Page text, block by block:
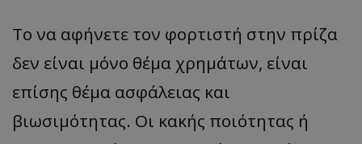
Το να αφήνετε τον φορτιστή στην πρίζα
δεν είναι μόνο θέμα χρημάτων, είναι
επίσης θέμα ασφάλειας και
βιωσιμότητας. Οι κακής ποιότητας ή